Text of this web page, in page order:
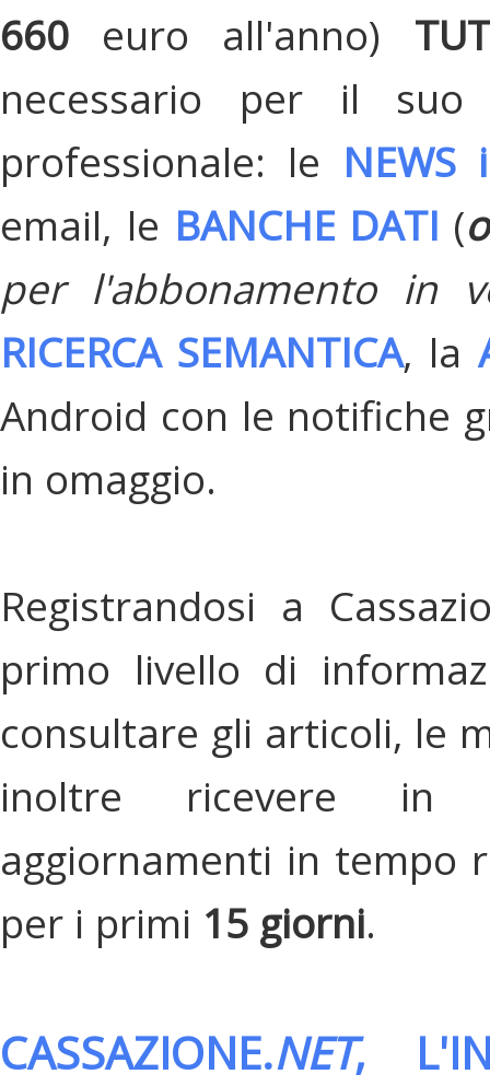
660 euro all'anno)
necessario per il suo
professionale: le
email, le BANCHE DATI (
per l'abbonamento in
RICERCA SEMANTICA, la
Android con le notifiche
in omaggio.
Registrandosi a
primo livello di
consultare gli articoli, le
inoltre ricevere in
aggiornamenti in tempo
per i primi 15 giorni.
CASSAZIONE.NET,